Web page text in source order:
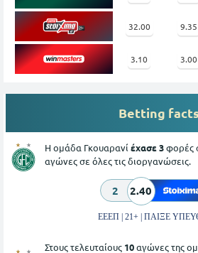
32.00 9.35
3.10 3.00
Betting facts
Η ομάδα Γκουαρανί έχασε 3φορές
αγώνες σε όλες τις διοργανώσεις.
2 2.40
ΕΕΕΠ | 21+ | ΠΑΙΞΕ
Στους τελευταίους 10αγώνες της